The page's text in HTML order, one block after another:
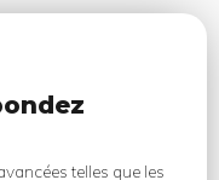
telles que les